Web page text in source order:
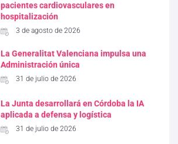
pacientes cardiovasculares en
hospitalización
3 de agosto de 2026
La Generalitat Valenciana impulsa una
Administración única
31 de julio de 2026
La Junta desarrollará en Córdoba la IA
aplicada a defensa y logística
31 de julio de 2026